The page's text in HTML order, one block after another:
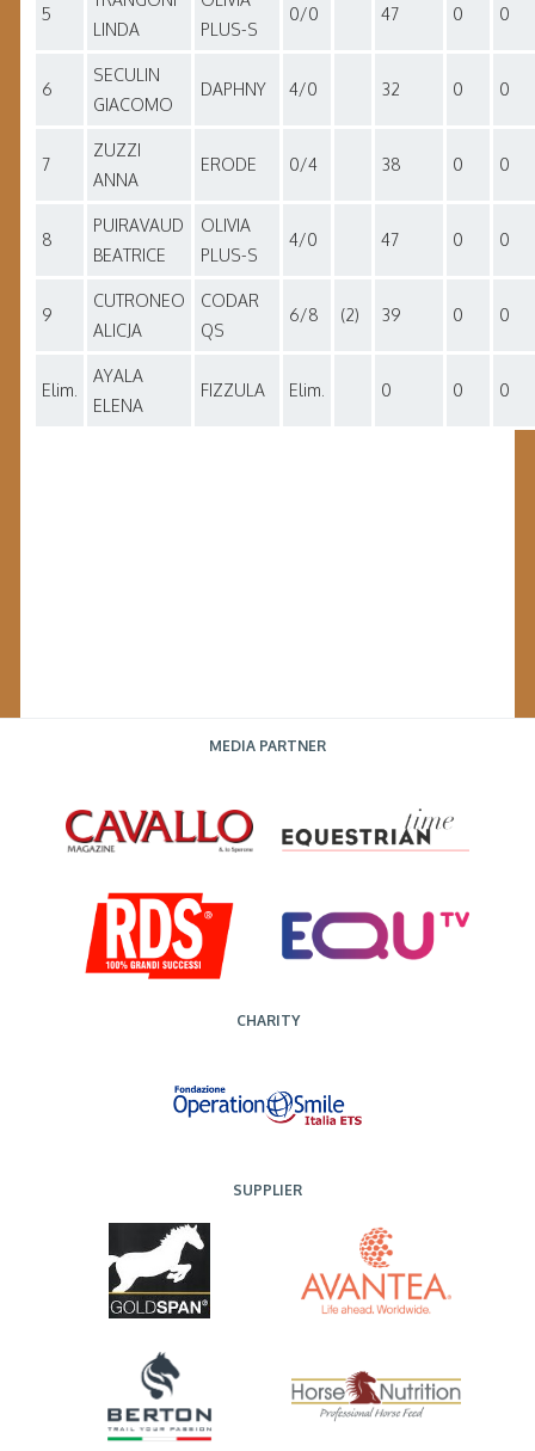
5
LINDA
PLUS-S
0/0 47 0 0
6
SECULIN
GIACOMO
DAPHNY 4/0 32 0 0
7
ZUZZI
ANNA
ERODE 0/4 38 0 0
8
PUIRAVAUD
BEATRICE
OLIVIA
PLUS-S
4/0 47 0 0
9
CUTRONEO
ALICJA
CODAR
QS
6/8 (2) 39 0 0
Elim.
AYALA
ELENA
FIZZULA Elim. 0 0 0
MEDIA PARTNER
CHARITY
SUPPLIER